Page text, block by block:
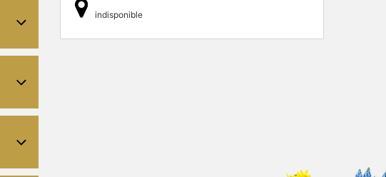
indisponible